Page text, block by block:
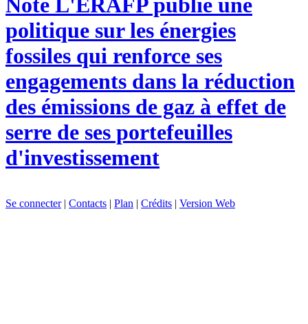
politique sur les énergies
fossiles qui renforce ses
engagements dans la réduction
des émissions de gaz à effet de
serre de ses portefeuilles
d'investissement
Se connecter| Contacts | Plan | Crédits | Version Web